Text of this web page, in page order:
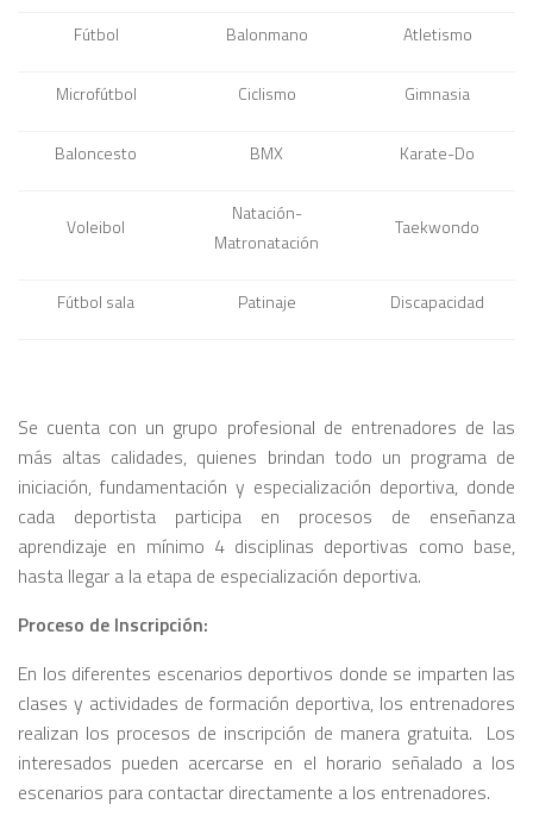
Fútbol Balonmano Atletismo
Microfútbol Ciclismo Gimnasia
Baloncesto BMX Karate-Do
Voleibol
Natación-
Matronatación
Taekwondo
Fútbol sala Patinaje Discapacidad
Se cuenta con un grupo profesional de entrenadores de las
más altas calidades, quienes brindan todo un programa de
iniciación, fundamentación y especialización deportiva, donde
cada deportista participa en procesos de enseñanza
aprendizaje en mínimo 4 disciplinas deportivas como base,
hasta llegar a la etapa de especialización deportiva.
Proceso de Inscripción:
En los diferentes escenarios deportivos donde se imparten las
clases y actividades de formación deportiva, los entrenadores
realizan los procesos de inscripción de manera gratuita. Los
interesados pueden acercarse en el horario señalado a los
escenarios para contactar directamente a los entrenadores.